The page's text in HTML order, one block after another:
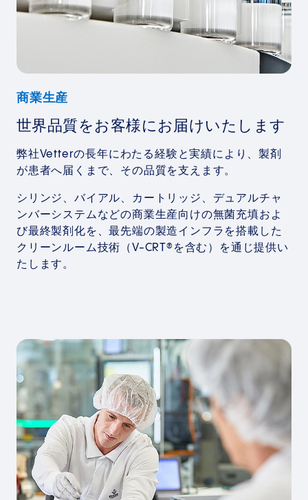
商業生産
世界品質をお客様にお届けいたします
弊社Vetterの長年にわたる経験と実績により、製剤
が患者へ届くまで、その品質を支えます。
シリンジ、バイアル、カートリッジ、デュアルチャ
ンバーシステムなどの商業生産向けの無菌充填およ
び最終製剤化を、最先端の製造インフラを搭載した
クリーンルーム技術（V-CRT®を含む）を通じ提供い
たします。